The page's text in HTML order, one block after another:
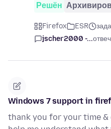
Решён
Firefox ESR
jscher2000 -...
Windows 7 support in
thank you for your time &